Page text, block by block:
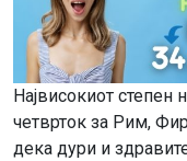
Највисокиот степен
четврток за Рим,
дека дури и